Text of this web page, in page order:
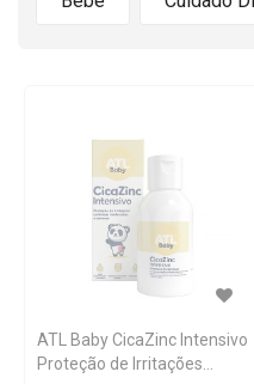
ATL Baby CicaZinc Intensivo
Proteção de Irritações